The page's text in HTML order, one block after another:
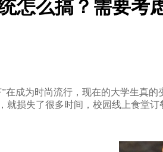
怎么搞？需要考
在成为时尚流行，现在的大学生真
就损失了很多时间，校园线上食堂